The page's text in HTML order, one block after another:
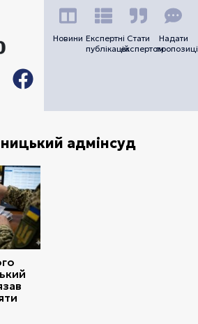
Новини Експертні
публікацій
Стати
експертом
Надати
адмінсуд